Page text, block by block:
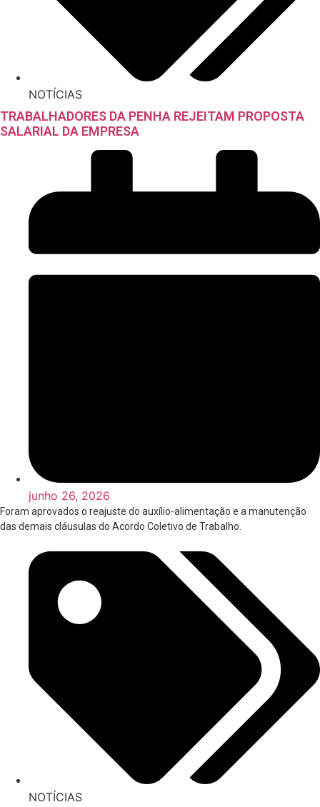
NOTÍCIAS
TRABALHADORES DA PENHA REJEITAM PROPOSTA
SALARIAL DA EMPRESA
junho 26, 2026
Foram aprovados o reajuste do auxílio-alimentação e a manutenção
das demais cláusulas do Acordo Coletivo de Trabalho.
NOTÍCIAS